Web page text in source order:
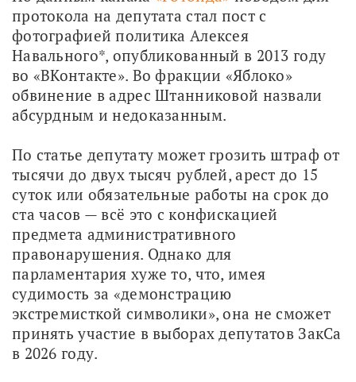
протокола на депутата стал пост с
фотографией политика Алексея
Навального*, опубликованный в 2013 году
во «ВКонтакте». Во фракции «Яблоко»
обвинение в адрес Штанниковой назвали
абсурдным и недоказанным.
По статье депутату может грозить штраф от
тысячи до двух тысяч рублей, арест до 15
суток или обязательные работы на срок до
ста часов — всё это с конфискацией
предмета административного
правонарушения. Однако для
парламентария хуже то, что, имея
судимость за «демонстрацию
экстремисткой символики», она не сможет
принять участие в выборах депутатов ЗакСа
в 2026 году.